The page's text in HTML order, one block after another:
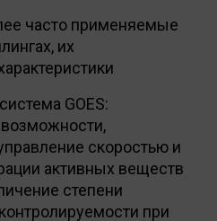
часто применяемые
их
GOES:
возможности,
скоростью и
активных веществ
степени
при